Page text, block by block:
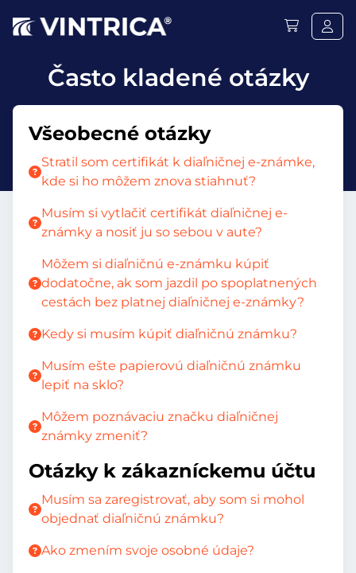
Často kladené otázky
Všeobecné otázky
Stratil som certifikát k diaľničnej e-známke,
kde si ho môžem znova stiahnuť?
Musím si vytlačiť certifikát diaľničnej e-
známky a nosiť ju so sebou v aute?
Môžem si diaľničnú e-známku kúpiť
dodatočne, ak som jazdil po spoplatnených
cestách bez platnej diaľničnej e-známky?
Kedy si musím kúpiť diaľničnú známku?
Musím ešte papierovú diaľničnú známku
lepiť na sklo?
Môžem poznávaciu značku diaľničnej
známky zmeniť?
Otázky k zákazníckemu účtu
Musím sa zaregistrovať, aby som si mohol
objednať diaľničnú známku?
Ako zmením svoje osobné údaje?